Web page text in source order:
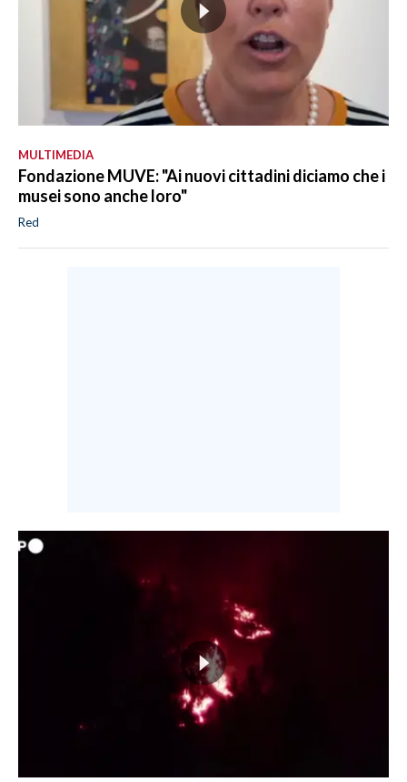
MULTIMEDIA
Fondazione MUVE: "Ai nuovi cittadini diciamo che i
musei sono anche loro"
Red